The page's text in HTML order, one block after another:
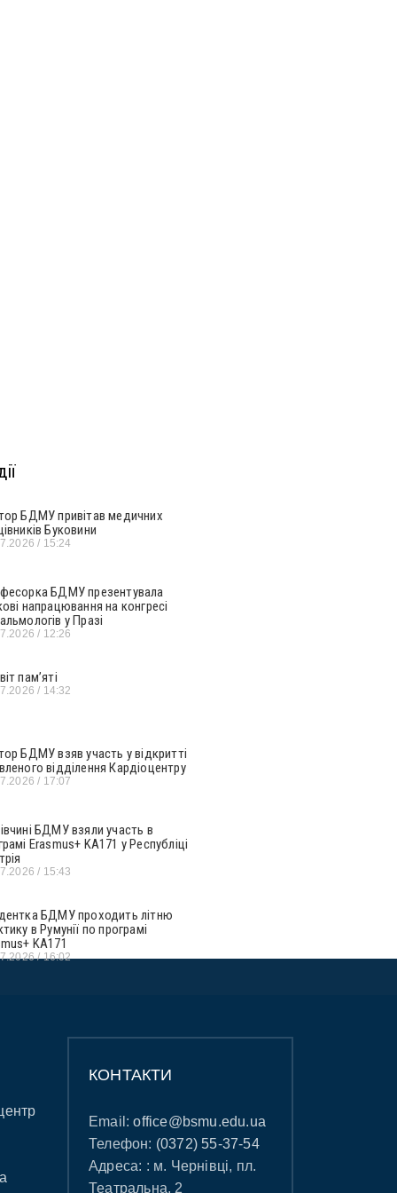
БДМУ привітав медичних
Буковини
15:24
БДМУ презентувала
напрацювання на конгресі
у Празі
12:26
пам’яті
14:32
БДМУ взяв участь у відкритті
відділення Кардіоцентру
17:07
БДМУ взяли участь в
Erasmus+ KA171 у Республіці
15:43
БДМУ проходить літню
в Румунії по програмі
KA171
16:02
КОНТАКТИ
Email:office@bsmu.edu.ua
Телефон: (0372) 55-37-54
Адреса: : м. Чернівці, пл.
Театральна, 2